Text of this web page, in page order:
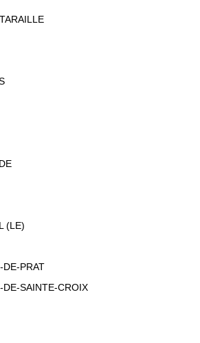
(LE)
DE-PRAT
DE-SAINTE-CROIX